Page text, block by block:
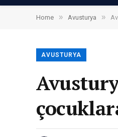
Home » Avusturya »
AVUSTURYA